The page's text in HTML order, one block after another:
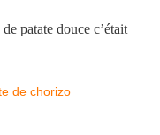
patate douce c’était